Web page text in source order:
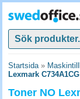
Startsida»
Lexmark
Toner NO